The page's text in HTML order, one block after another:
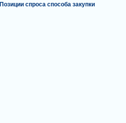
Позиции спроса способа закупки